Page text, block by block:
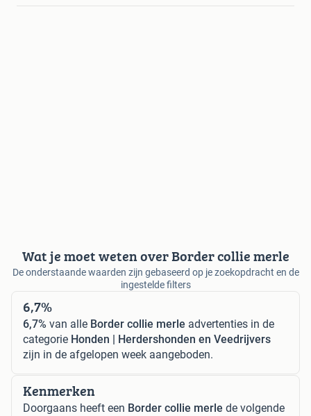
Wat je moet weten over Border collie merle
De onderstaande waarden zijn gebaseerd op je zoekopdracht en de
ingestelde filters
6,7%
6,7% van alle Border collie merle advertenties in de
categorie Honden | Herdershonden en Veedrijvers
zijn in de afgelopen week aangeboden.
Kenmerken
Doorgaans heeft een Border collie merle de volgende